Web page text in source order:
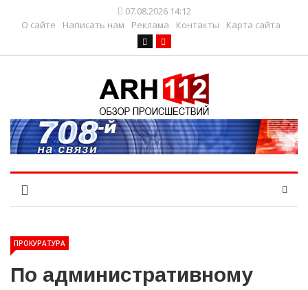
07.08.2026 14:12
О сайте
Написать нам Реклама Контакты Карта сайта
ПРОКУРАТУРА
По административному